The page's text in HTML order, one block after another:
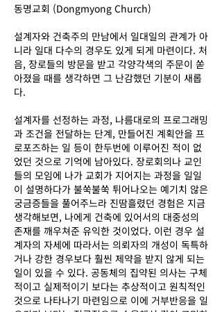
Previous
동명교회 (Dongmyong Church)
설계자와 건축주의 만남에서 일대일의 관계가 아
니라 일대 다수의 경우도 있게 되게 마련이다. 처
음, 장로들의 방문을 받고 각양각색의 주문이 쏟
아졌을 때를 생각하면 그 난감했던 기분이 새롭
다.
설계자를 선정하는 과정, 나름대로의 프로그래밍
과 조건을 전달하는 단계, 만들어진 계획안을 프
로포즈하는 일 등이 한두번에 이루어진 적이 없
었던 것으로 기억에 남아있다. 장로회의나 교인
들의 모임에 나가 교회가 지어지는 과정을 일일
이 설명하다가 불쑥불쑥 튀어나오는 예기치 않은
궁금증들을 풀어주느라 진땀흘렸던 경험은 지금
생각해보면, 나에게 건축에 있어서의 대중성의
존재를 깨우쳐준 유익한 것이었다. 이런 경우 설
계자의 자세에 따라서는 의뢰자의 개성이 독특하
거나 강한 경우보다 훨씬 제약을 받지 않게 되는
일이 있을 수 있다. 공동체의 집약된 의사는 구체
적이고 실제적이기 보다는 추상적이고 원칙적인
것으로 나타나기 마련임으로 이에 거부반응을 일